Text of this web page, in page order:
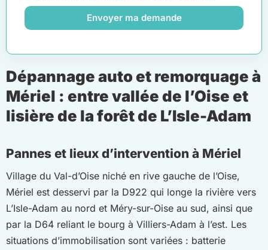
Envoyer ma demande
Dépannage auto et remorquage à
Mériel : entre vallée de l’Oise et
lisière de la forêt de L’Isle-Adam
Pannes et lieux d’intervention à Mériel
Village du Val-d’Oise niché en rive gauche de l’Oise,
Mériel est desservi par la D922 qui longe la rivière vers
L’Isle-Adam au nord et Méry-sur-Oise au sud, ainsi que
par la D64 reliant le bourg à Villiers-Adam à l’est. Les
situations d’immobilisation sont variées : batterie